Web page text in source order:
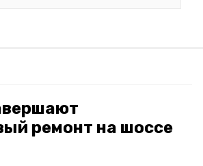
ремонт на шоссе